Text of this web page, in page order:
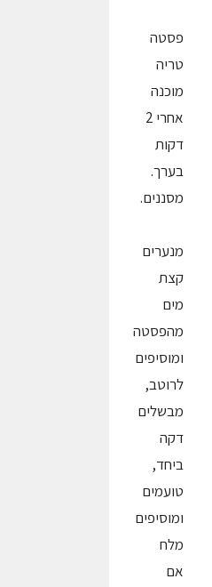
פסטה
טריה
מוכנה
אחרי 2
דקות
בערך.
מסננים.
מנערים
קצת
מים
מהפסטה
ומוסיפים
לרוטב,
מבשלים
דקה
ביחד,
טועמים
ומוסיפים
מלח
אם